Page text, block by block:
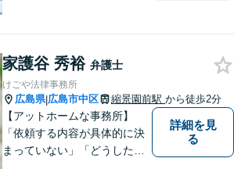
家護谷 秀裕 弁護士
けごや法律事務所
広島県|広島市中区 縮景園前駅 から徒歩2分
【アットホームな事務所】
「依頼する内容が具体的に決
まっていない」「どうしたら
詳細を見
る